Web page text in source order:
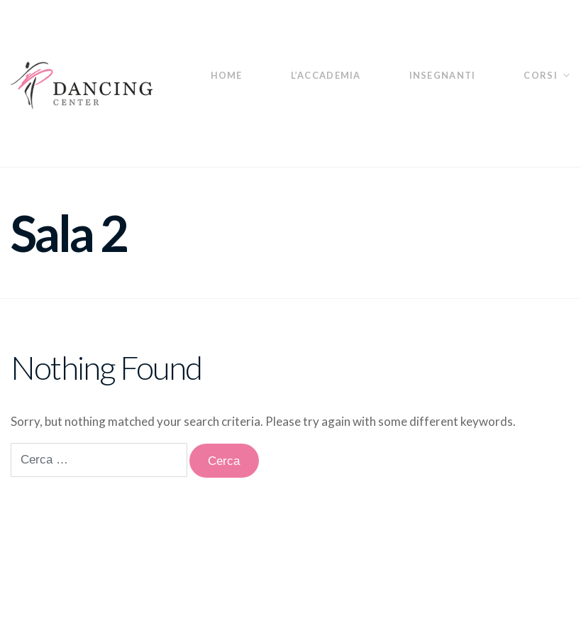
HOME L’ACCADEMIA INSEGNANTI CORSI
Sala 2
Nothing Found
Sorry, but nothing matched your search criteria. Please try again with some different keywords.
Ricerca